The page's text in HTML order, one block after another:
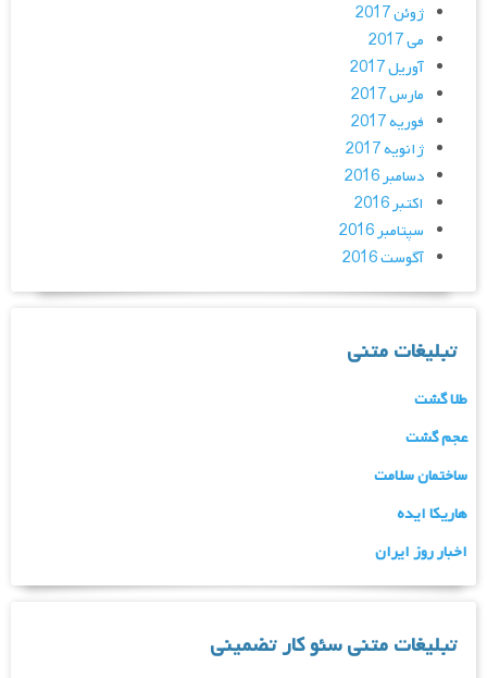
ژوئن 2017
می 2017
آوریل 2017
مارس 2017
فوریه 2017
ژانویه 2017
دسامبر 2016
اکتبر 2016
سپتامبر 2016
آگوست 2016
تبلیغات متنی
طلا گشت
عجم گشت
ساختمان سلامت
هاریکا ایده
اخبار روز ایران
تبلیغات متنی سئو کار تضمینی